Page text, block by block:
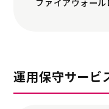
ファイアウォール
運用保守サービ